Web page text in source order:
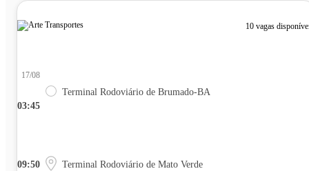
10 vagas
03:45
17/08
Terminal Rodoviário de Brumado-BA
09:50 Terminal Rodoviário de Mato Verde